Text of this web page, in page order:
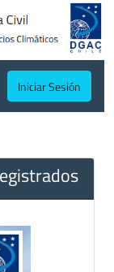
Iniciar Sesión